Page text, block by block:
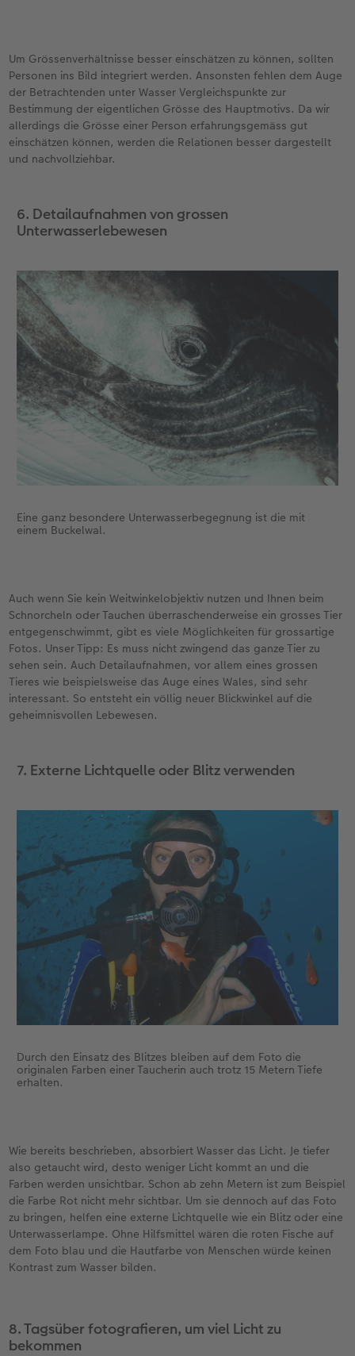
Um Grössenverhältnisse besser einschätzen zu können, sollten
Personen ins Bild integriert werden. Ansonsten fehlen dem Auge
der Betrachtenden unter Wasser Vergleichspunkte zur
Bestimmung der eigentlichen Grösse des Hauptmotivs. Da wir
allerdings die Grösse einer Person erfahrungsgemäss gut
einschätzen können, werden die Relationen besser dargestellt
und nachvollziehbar.
6. Detailaufnahmen von grossen
Unterwasserlebewesen
Eine ganz besondere Unterwasserbegegnung ist die mit
einem Buckelwal.
Auch wenn Sie kein Weitwinkelobjektiv nutzen und Ihnen beim
Schnorcheln oder Tauchen überraschenderweise ein grosses Tier
entgegenschwimmt, gibt es viele Möglichkeiten für grossartige
Fotos. Unser Tipp: Es muss nicht zwingend das ganze Tier zu
sehen sein. Auch Detailaufnahmen, vor allem eines grossen
Tieres wie beispielsweise das Auge eines Wales, sind sehr
interessant. So entsteht ein völlig neuer Blickwinkel auf die
geheimnisvollen Lebewesen.
7. Externe Lichtquelle oder Blitz verwenden
Durch den Einsatz des Blitzes bleiben auf dem Foto die
originalen Farben einer Taucherin auch trotz 15 Metern Tiefe
erhalten.
Wie bereits beschrieben, absorbiert Wasser das Licht. Je tiefer
also getaucht wird, desto weniger Licht kommt an und die
Farben werden unsichtbar. Schon ab zehn Metern ist zum Beispiel
die Farbe Rot nicht mehr sichtbar. Um sie dennoch auf das Foto
zu bringen, helfen eine externe Lichtquelle wie ein Blitz oder eine
Unterwasserlampe. Ohne Hilfsmittel wären die roten Fische auf
dem Foto blau und die Hautfarbe von Menschen würde keinen
Kontrast zum Wasser bilden.
8. Tagsüber fotografieren, um viel Licht zu
bekommen